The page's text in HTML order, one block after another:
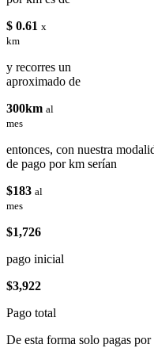
$ 0.61 x
km
y recorres un
aproximado de
300km al
mes
entonces, con nuestra
de pago por km serían
$183 al
mes
$1,726
pago inicial
$3,922
Pago total
De esta forma solo pagas